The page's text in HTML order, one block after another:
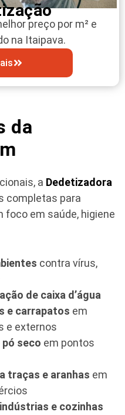
preço por m² e
na Itaipava.
da
a Dedetizadora
completas para
foco em saúde, higiene
contra vírus,
de caixa d’água
e carrapatos em
e externos
seco em pontos
traças e aranhas em
e cozinhas